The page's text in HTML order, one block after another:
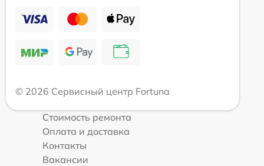
© 2026 Сервисный центр Fortuna
Стоимость ремонта
Оплата и доставка
Контакты
Вакансии